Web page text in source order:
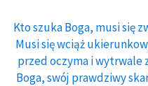
Kto szuka Boga, musi się
Musi się wciąż
przed oczyma i wytrwale
Boga, swój prawdziwy